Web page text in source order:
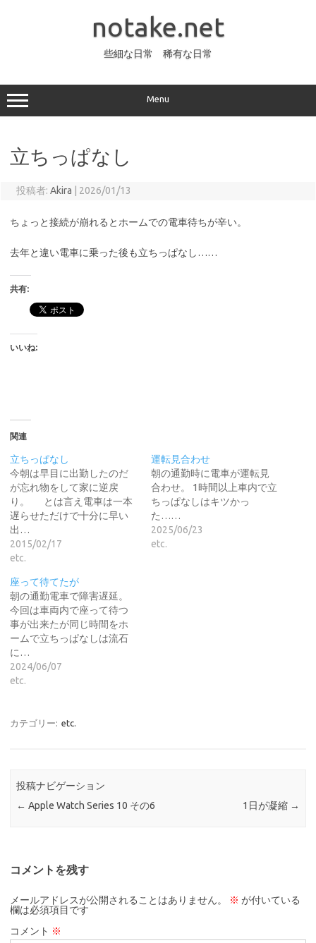
ッ
プ
notake.net
些細な日常 稀有な日常
Menu
立ちっぱなし
投稿者: Akira 2026/01/13
ちょっと接続が崩れるとホームでの電車待ちが辛い。
去年と違い電車に乗った後も立ちっぱなし……
共有:
いいね:
関連
立ちっぱなし
今朝は早目に出勤したのだ
が忘れ物をして家に逆戻
り。 とは言え電車は一本
遅らせただけで十分に早い
出…
2015/02/17
etc.
運転見合わせ
朝の通勤時に電車が運転見
合わせ。 1時間以上車内で立
ちっぱなしはキツかっ
た……
2025/06/23
etc.
座って待てたが
朝の通勤電車で障害遅延。
今回は車両内で座って待つ
事が出来たが同じ時間をホ
ームで立ちっぱなしは流石
に…
2024/06/07
etc.
カテゴリー: etc.
投稿ナビゲーション
← Apple Watch Series 10 その6 1日が凝縮 →
コメントを残す
メールアドレスが公開されることはありません。 ※ が付いている
欄は必須項目です
コメント ※